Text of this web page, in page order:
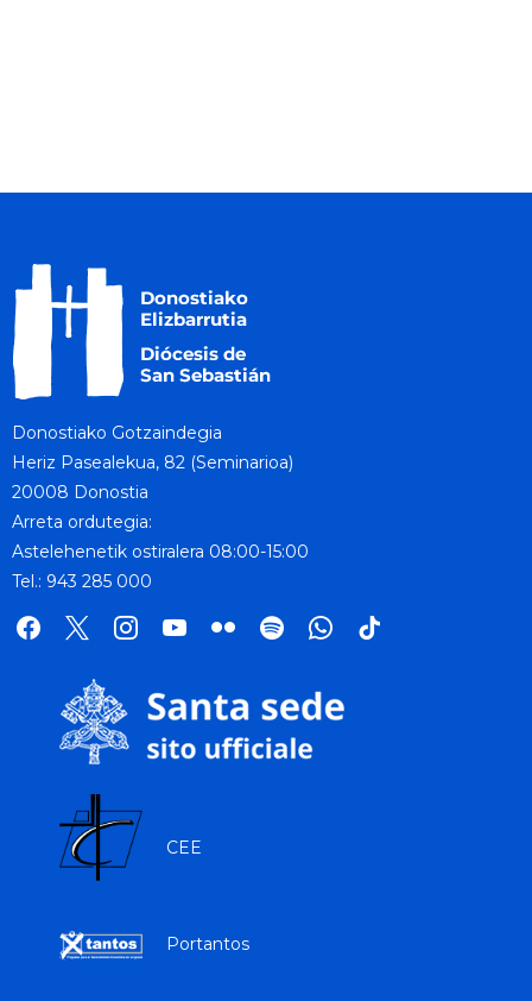
Donostiako Gotzaindegia
Heriz Pasealekua, 82 (Seminarioa)
20008 Donostia
Arreta ordutegia:
Astelehenetik ostiralera 08:00-15:00
Tel.: 943 285 000
facebook
x instagramyoutube
flickr spotifywhatsapp
tik
CEE
Portantos